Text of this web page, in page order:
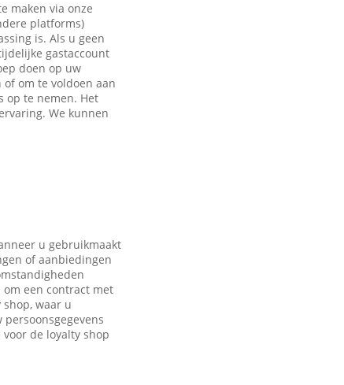
maken via onze
platforms)
is. Als u geen
gastaccount
doen op uw
om te voldoen aan
op te nemen. Het
We kunnen
u gebruikmaakt
of aanbiedingen
een contract met
waar u
de loyalty shop